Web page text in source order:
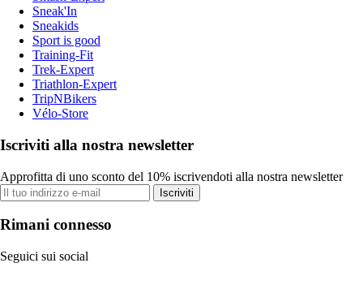
Sneak'In
Sneakids
Sport is good
Training-Fit
Trek-Expert
Triathlon-Expert
TripNBikers
Vélo-Store
Iscriviti alla nostra newsletter
Approfitta di uno sconto del 10% iscrivendoti alla nostra newsletter
Iscriviti
Rimani connesso
Seguici sui social